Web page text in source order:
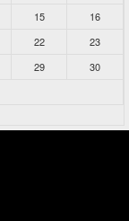
15
16
22
23
29
30